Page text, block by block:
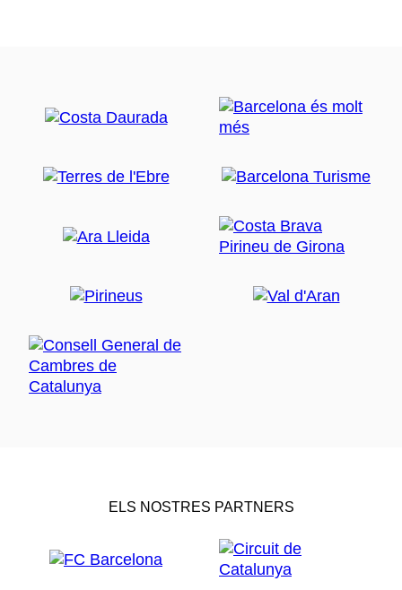
ELS NOSTRES PARTNERS